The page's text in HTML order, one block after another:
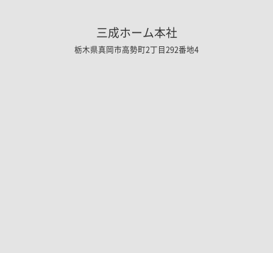
三成ホーム本社
栃木県真岡市高勢町2丁目292番地4